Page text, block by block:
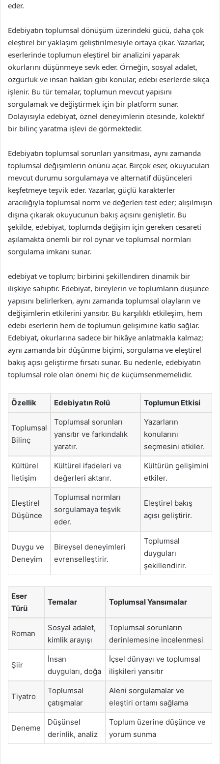
eder.
Edebiyatın toplumsal dönüşüm üzerindeki gücü, daha çok
eleştirel bir yaklaşım geliştirilmesiyle ortaya çıkar. Yazarlar,
eserlerinde toplumun eleştirel bir analizini yaparak
okurlarını düşünmeye sevk eder. Örneğin, sosyal adalet,
özgürlük ve insan hakları gibi konular, edebi eserlerde sıkça
işlenir. Bu tür temalar, toplumun mevcut yapısını
sorgulamak ve değiştirmek için bir platform sunar.
Dolayısıyla edebiyat, öznel deneyimlerin ötesinde, kolektif
bir bilinç yaratma işlevi de görmektedir.
Edebiyatın toplumsal sorunları yansıtması, aynı zamanda
toplumsal değişimlerin önünü açar. Birçok eser, okuyucuları
mevcut durumu sorgulamaya ve alternatif düşünceleri
keşfetmeye teşvik eder. Yazarlar, güçlü karakterler
aracılığıyla toplumsal norm ve değerleri test eder; alışılmışın
dışına çıkarak okuyucunun bakış açısını genişletir. Bu
şekilde, edebiyat, toplumda değişim için gereken cesareti
aşılamakta önemli bir rol oynar ve toplumsal normları
sorgulama imkanı sunar.
edebiyat ve toplum; birbirini şekillendiren dinamik bir
ilişkiye sahiptir. Edebiyat, bireylerin ve toplumların düşünce
yapısını belirlerken, aynı zamanda toplumsal olayların ve
değişimlerin etkilerini yansıtır. Bu karşılıklı etkileşim, hem
edebi eserlerin hem de toplumun gelişimine katkı sağlar.
Edebiyat, okurlarına sadece bir hikâye anlatmakla kalmaz;
aynı zamanda bir düşünme biçimi, sorgulama ve eleştirel
bakış açısı geliştirme fırsatı sunar. Bu nedenle, edebiyatın
toplumsal role olan önemi hiç de küçümsenmemelidir.
Özellik Edebiyatın Rolü Toplumun Etkisi
Toplumsal
Bilinç
Toplumsal sorunları
yansıtır ve farkındalık
yaratır.
Yazarların
konularını
seçmesini etkiler.
Kültürel
İletişim
Kültürel ifadeleri ve
değerleri aktarır.
Kültürün gelişimini
etkiler.
Eleştirel
Düşünce
Toplumsal normları
sorgulamaya teşvik
eder.
Eleştirel bakış
açısı geliştirir.
Duygu ve
Deneyim
Bireysel deneyimleri
evrenselleştirir.
Toplumsal
duyguları
şekillendirir.
Eser
Türü
Temalar Toplumsal Yansımalar
Roman
Sosyal adalet,
kimlik arayışı
Toplumsal sorunların
derinlemesine incelenmesi
Şiir
İnsan
duyguları, doğa
İçsel dünyayı ve toplumsal
ilişkileri yansıtır
Tiyatro
Toplumsal
çatışmalar
Aleni sorgulamalar ve
eleştiri ortamı sağlama
Deneme
Düşünsel
derinlik, analiz
Toplum üzerine düşünce ve
yorum sunma